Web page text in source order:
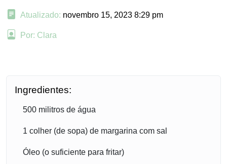
Atualizado: novembro 15, 2023 8:29 pm
Por: Clara
Ingredientes:
500 militros de água
1 colher (de sopa) de margarina com sal
Óleo (o suficiente para fritar)